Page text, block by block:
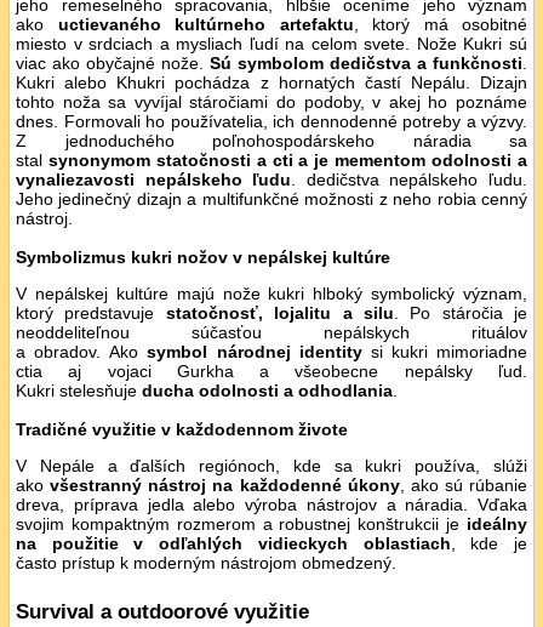
jeho remeselného spracovania, hlbšie oceníme jeho význam
ako uctievaného kultúrneho artefaktu, ktorý má osobitné
miesto v srdciach a mysliach ľudí na celom svete. Nože Kukri sú
viac ako obyčajné nože. Sú symbolom dedičstva a funkčnosti.
Kukri alebo Khukri pochádza z hornatých častí Nepálu. Dizajn
tohto noža sa vyvíjal stáročiami do podoby, v akej ho poznáme
dnes. Formovali ho používatelia, ich dennodenné potreby a výzvy.
Z jednoduchého poľnohospodárskeho náradia sa
stal synonymom statočnosti a cti a je mementom odolnosti a
vynaliezavosti nepálskeho ľudu. dedičstva nepálskeho ľudu.
Jeho jedinečný dizajn a multifunkčné možnosti z neho robia cenný
nástroj.
Symbolizmus kukri nožov v nepálskej kultúre
V nepálskej kultúre majú nože kukri hlboký symbolický význam,
ktorý predstavuje statočnosť, lojalitu a silu. Po stáročia je
neoddeliteľnou súčasťou nepálskych rituálov
a obradov. Akosymbol národnej identitysi kukri mimoriadne
ctia aj vojaci Gurkha a všeobecne nepálsky ľud.
Kukri stelesňuje ducha odolnosti a odhodlania.
Tradičné využitie v každodennom živote
V Nepále a ďalších regiónoch, kde sa kukri používa, slúži
akovšestranný nástroj na každodenné úkony, ako sú rúbanie
dreva, príprava jedla alebo výroba nástrojov a náradia. Vďaka
svojim kompaktným rozmerom a robustnej konštrukcii je ideálny
na použitie v odľahlých vidieckych oblastiach, kde je
často prístup k moderným nástrojom obmedzený.
Survival a outdoorové využitie